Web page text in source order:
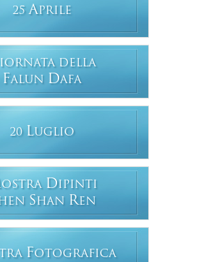
25 APRILE
IORNATA DELLA
FALUN DAFA
20 LUGLIO
OSTRA DIPINTI
SHAN REN
FOTOGRAFICA